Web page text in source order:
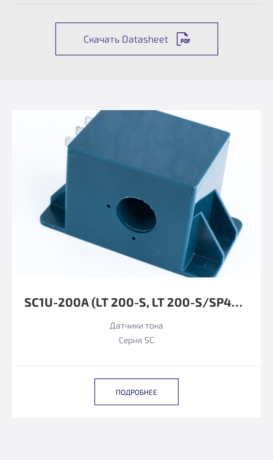
Скачать Datasheet
SC1U-200А (LT 200-S, LT 200-S/SP48 LEM ФУНКЦИОНАЛЬНЫЙ АНАЛОГ)
Датчики тока
Серия SC
ПОДРОБНЕЕ